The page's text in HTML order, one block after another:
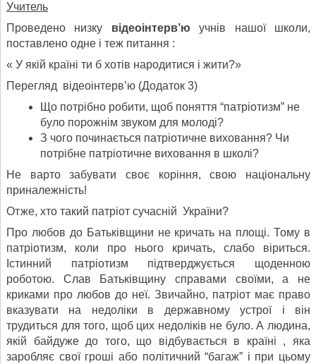
Учитель
Проведено низку відеоінтерв’ю учнів нашої школи,
поставлено одне і теж питання :
« У якій країні ти б хотів народитися і жити?»
Перегляд відеоінтерв’ю (Додаток 3)
Що потрібно робити, щоб поняття “патріотизм” не
було порожнім звуком для молоді?
З чого починається патріотичне виховання? Чи
потрібне патріотичне виховання в школі?
Не варто забувати своє коріння, свою національну
приналежність!
Отже, хто такий патріот сучасній України?
Про любов до Батьківщини не кричать на площі. Тому в
патріотизм, коли про нього кричать, слабо віриться.
Істинний патріотизм підтверджується щоденною
роботою. Слав Батьківщину справами своїми, а не
криками про любов до неї. Звичайно, патріот має право
вказувати на недоліки в державному устрої і він
трудиться для того, щоб цих недоліків не було. А людина,
якій байдуже до того, що відбувається в країні , яка
заробляє свої гроші або політичний “багаж” і при цьому